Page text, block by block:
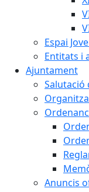
Espai
Entitats i
Ajuntament
Salutació
Anuncis